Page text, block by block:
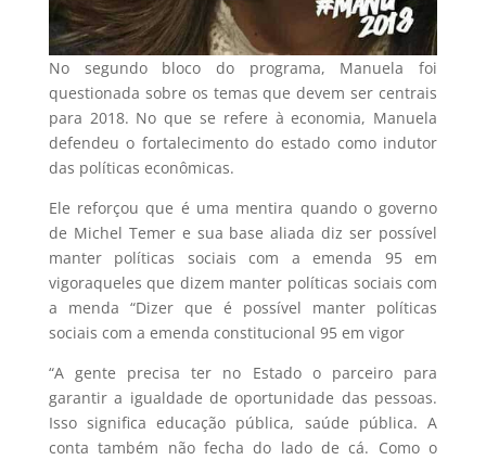
No segundo bloco do programa, Manuela foi
questionada sobre os temas que devem ser centrais
para 2018. No que se refere à economia, Manuela
defendeu o fortalecimento do estado como indutor
das políticas econômicas.
Ele reforçou que é uma mentira quando o governo
de Michel Temer e sua base aliada diz ser possível
manter políticas sociais com a emenda 95 em
vigoraqueles que dizem manter políticas sociais com
a menda “Dizer que é possível manter políticas
sociais com a emenda constitucional 95 em vigor
“A gente precisa ter no Estado o parceiro para
garantir a igualdade de oportunidade das pessoas.
Isso significa educação pública, saúde pública. A
conta também não fecha do lado de cá. Como o